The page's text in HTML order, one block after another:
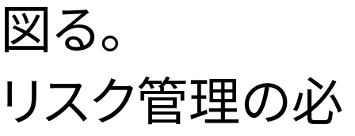
図る。
リスク管理の必